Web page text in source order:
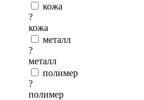
кожа
?
кожа
металл
?
металл
полимер
?
полимер